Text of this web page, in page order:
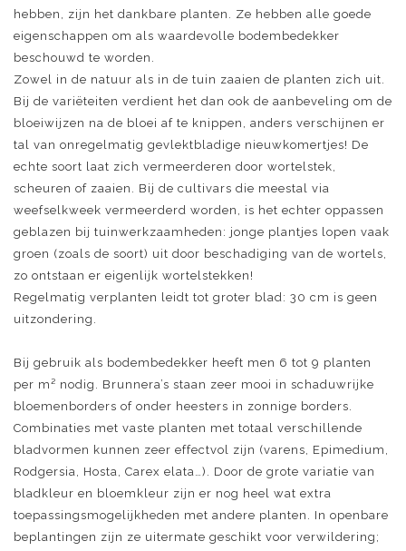
hebben, zijn het dankbare planten. Ze hebben alle goede
eigenschappen om als waardevolle bodembedekker
beschouwd te worden.
Zowel in de natuur als in de tuin zaaien de planten zich uit.
Bij de variëteiten verdient het dan ook de aanbeveling om de
bloeiwijzen na de bloei af te knippen, anders verschijnen er
tal van onregelmatig gevlektbladige nieuwkomertjes! De
echte soort laat zich vermeerderen door wortelstek,
scheuren of zaaien. Bij de cultivars die meestal via
weefselkweek vermeerderd worden, is het echter oppassen
geblazen bij tuinwerkzaamheden: jonge plantjes lopen vaak
groen (zoals de soort) uit door beschadiging van de wortels,
zo ontstaan er eigenlijk wortelstekken!
Regelmatig verplanten leidt tot groter blad: 30 cm is geen
uitzondering.
Bij gebruik als bodembedekker heeft men 6 tot 9 planten
per m² nodig. Brunnera’s staan zeer mooi in schaduwrijke
bloemenborders of onder heesters in zonnige borders.
Combinaties met vaste planten met totaal verschillende
bladvormen kunnen zeer effectvol zijn (varens, Epimedium,
Rodgersia, Hosta, Carex elata…). Door de grote variatie van
bladkleur en bloemkleur zijn er nog heel wat extra
toepassingsmogelijkheden met andere planten. In openbare
beplantingen zijn ze uitermate geschikt voor verwildering;